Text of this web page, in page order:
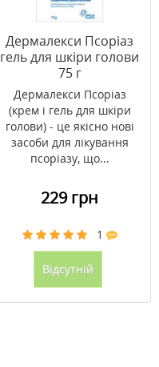
Дермалекси Псоріаз
гель для шкіри голови
75 г
Дермалекси Псоріаз
(крем і гель для шкіри
голови) - це якісно нові
засоби для лікування
псоріазу, що...
229 грн
1
Відсутній